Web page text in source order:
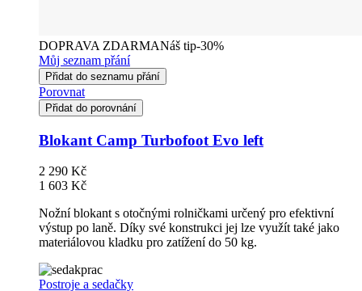
DOPRAVA ZDARMANáš tip-30%
Můj seznam přání
Přidat do seznamu přání
Porovnat
Přidat do porovnání
Blokant Camp Turbofoot Evo left
2 290 Kč
1 603 Kč
Nožní blokant s otočnými rolničkami určený pro efektivní
výstup po laně. Díky své konstrukci jej lze využít také jako
materiálovou kladku pro zatížení do 50 kg.
Postroje a sedačky